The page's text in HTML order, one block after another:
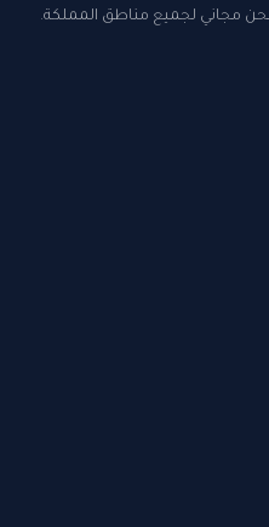
شحن مجاني لجميع مناطق المملكة.